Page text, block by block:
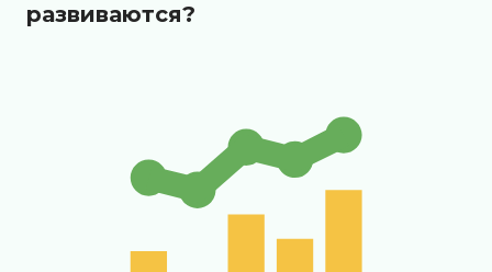
развиваются?